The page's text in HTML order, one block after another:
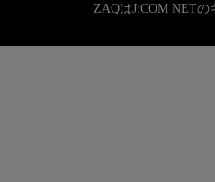
ZAQはJ:COM NET